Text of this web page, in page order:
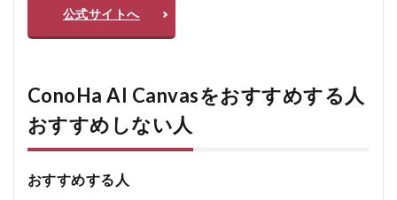
公式サイトへ
ConoHa AI Canvasをおすすめする人
おすすめしない人
おすすめする人